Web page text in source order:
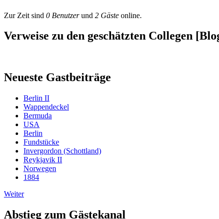
Zur Zeit sind 0 Benutzerund 2 Gäste online.
Verweise zu den geschätzten Collegen
Neueste Gastbeiträge
Berlin II
Wappendeckel
Bermuda
USA
Berlin
Fundstücke
Invergordon (Schottland)
Reykjavik II
Norwegen
1884
Weiter
Abstieg zum Gästekanal